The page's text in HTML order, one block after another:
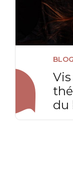
BLOG
du